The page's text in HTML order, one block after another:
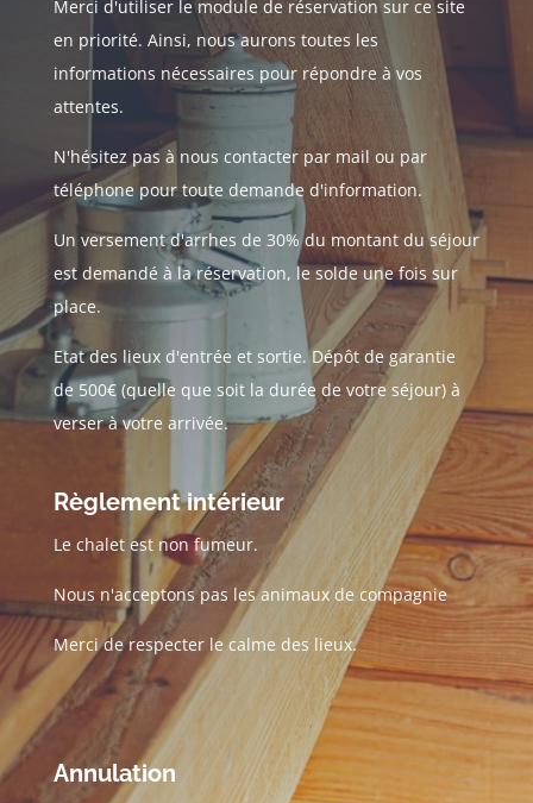
Merci d'utiliser le module de réservation sur ce site
en priorité. Ainsi, nous aurons toutes les
informations nécessaires pour répondre à vos
attentes.
N'hésitez pas à nous contacter par mail ou par
téléphone pour toute demande d'information.
Un versement d'arrhes de 30% du montant du séjour
est demandé à la réservation, le solde une fois sur
place.
Etat des lieux d'entrée et sortie. Dépôt de garantie
de 500€ (quelle que soit la durée de votre séjour) à
verser à votre arrivée.
Règlement intérieur
Le chalet est non fumeur.
Nous n'acceptons pas les animaux de compagnie
Merci de respecter le calme des lieux.
Annulation